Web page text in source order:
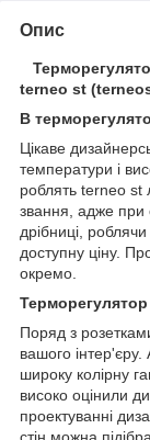
Опис
terneo st
В
Цікаве
температури і
роблять terneo st
звання, адже при
дрібниці,
доступну ціну.
окремо.
Поряд з
вашого
широку колірну
високо оцінили
проектуванні
стін можна